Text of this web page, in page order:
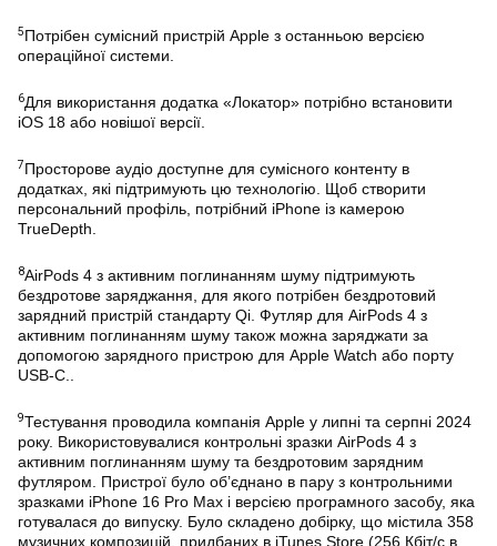
5Потрібен сумісний пристрій Apple з останньою версією
операційної системи.
6Для використання додатка «Локатор» потрібно встановити
iOS 18 або новішої версії.
7Просторове аудіо доступне для сумісного контенту в
додатках, які підтримують цю технологію. Щоб створити
персональний профіль, потрібний iPhone із камерою
TrueDepth.
8AirPods 4 з активним поглинанням шуму підтримують
бездротове заряджання, для якого потрібен бездротовий
зарядний пристрій стандарту Qi. Футляр для AirPods 4 з
активним поглинанням шуму також можна заряджати за
допомогою зарядного пристрою для Apple Watch або порту
USB-C..
9Тестування проводила компанія Apple у липні та серпні 2024
року. Використовувалися контрольні зразки AirPods 4 з
активним поглинанням шуму та бездротовим зарядним
футляром. Пристрої було об’єднано в пару з контрольними
зразками iPhone 16 Pro Max і версією програмного засобу, яка
готувалася до випуску. Було складено добірку, що містила 358
музичних композицій, придбаних в iTunes Store (256 Кбіт/с в